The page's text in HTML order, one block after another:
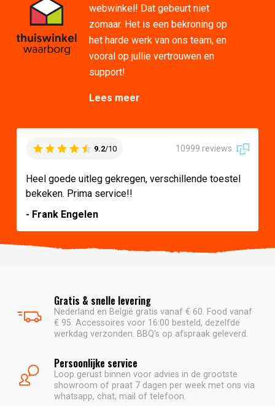
webwinkel! Dat gebeurt niet
zomaar. Het is een bekroning op
het harde werk van ons team, en
vooral op jullie vertrouwen en
support!
Lees meer
9.2/10 10999 reviews
Heel goede uitleg gekregen, verschillende toestel
bekeken. Prima service!!
- Frank Engelen
Gratis & snelle levering
Nederland en België gratis vanaf € 60. Food vanaf
€ 95. Accessoires voor 16:00 besteld, dezelfde
werkdag verzonden. BBQ's op afspraak geleverd.
Persoonlijke service
Loop gerust binnen voor advies in de grootste
showroom of praat 7 dagen per week met ons via
whatsapp, chat, mail of telefoon.